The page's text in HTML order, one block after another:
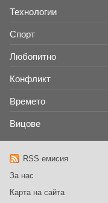
Технологии
Спорт
Любопитно
Конфликт
Времето
Вицове
RSS емисия
За нас
Карта на сайта